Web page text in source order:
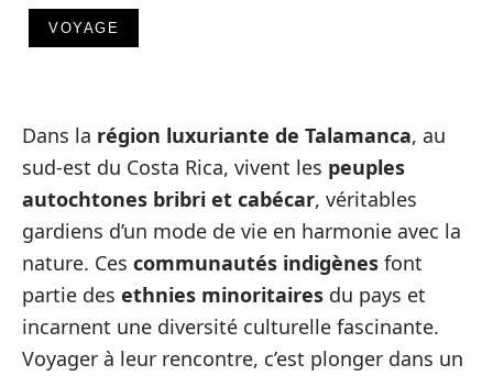
VOYAGE
Dans la région luxuriante de Talamanca, au
sud-est du Costa Rica, vivent les peuples
autochtones bribri et cabécar, véritables
gardiens d’un mode de vie en harmonie avec la
nature. Ces communautés indigènes font
partie des ethnies minoritaires du pays et
incarnent une diversité culturelle fascinante.
Voyager à leur rencontre, c’est plonger dans un